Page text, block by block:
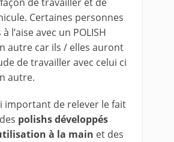
Certaines personnes
l’aise avec un POLISH
autre car ils / elles auront
de travailler avec celui ci
autre.
important de relever le fait
polishs développés
à la main et des